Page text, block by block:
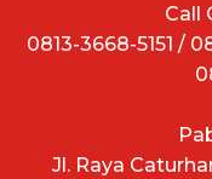
Call
0813-3668-5151 /
Jl. Raya